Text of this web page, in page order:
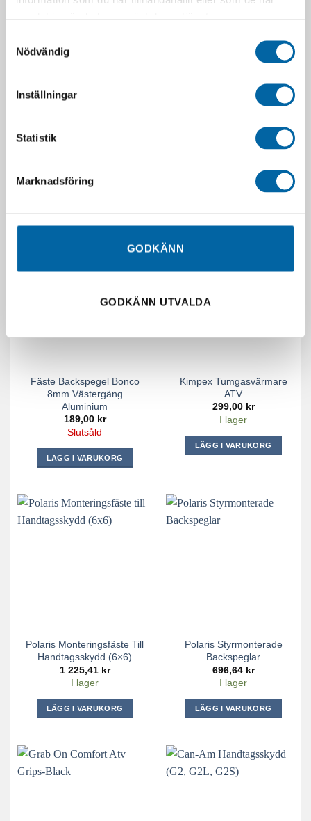
Nödvändig
Inställningar
Statistik
Marknadsföring
GODKÄNN
GODKÄNN UTVALDA
Sportsman
SLUT I LAGER
Fäste Backspegel Bonco
8mm Västergäng
Aluminium
189,00 kr
Slutsåld
LÄGG I VARUKORG
Kimpex Tumgasvärmare
ATV
299,00 kr
I lager
LÄGG I VARUKORG
Polaris Monteringsfäste Till
Handtagsskydd (6×6)
1 225,41 kr
I lager
LÄGG I VARUKORG
Polaris Styrmonterade
Backspeglar
696,64 kr
I lager
LÄGG I VARUKORG